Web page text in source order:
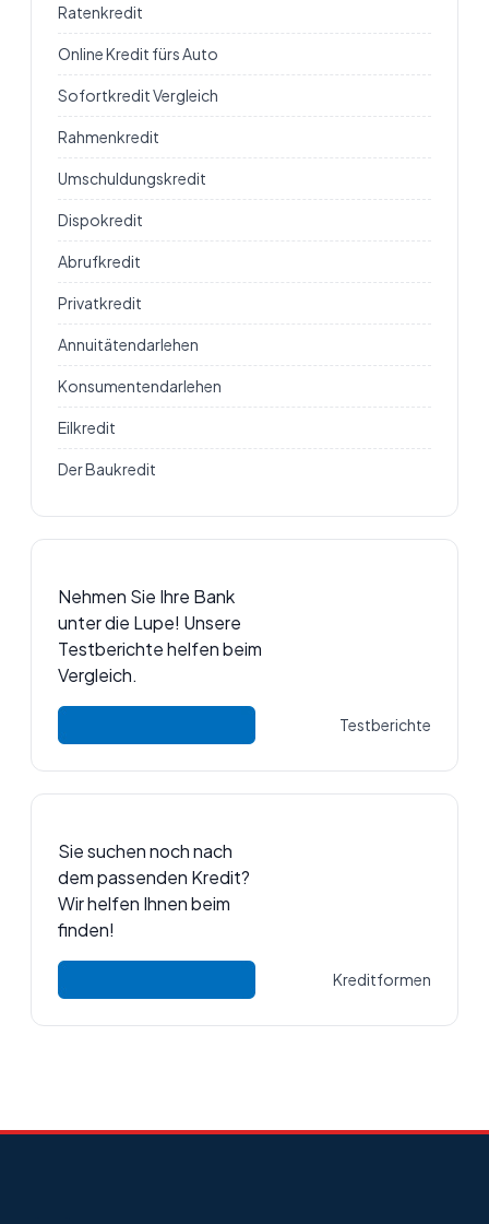
Ratenkredit
Online Kredit fürs Auto
Sofortkredit Vergleich
Rahmenkredit
Umschuldungskredit
Dispokredit
Abrufkredit
Privatkredit
Annuitätendarlehen
Konsumentendarlehen
Eilkredit
Der Baukredit
Nehmen Sie Ihre Bank
unter die Lupe! Unsere
Testberichte helfen beim
Vergleich.
Testberichte
Sie suchen noch nach
dem passenden Kredit?
Wir helfen Ihnen beim
finden!
Kreditformen